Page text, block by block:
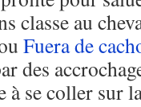
classe au
Fuera de
des
se coller sur